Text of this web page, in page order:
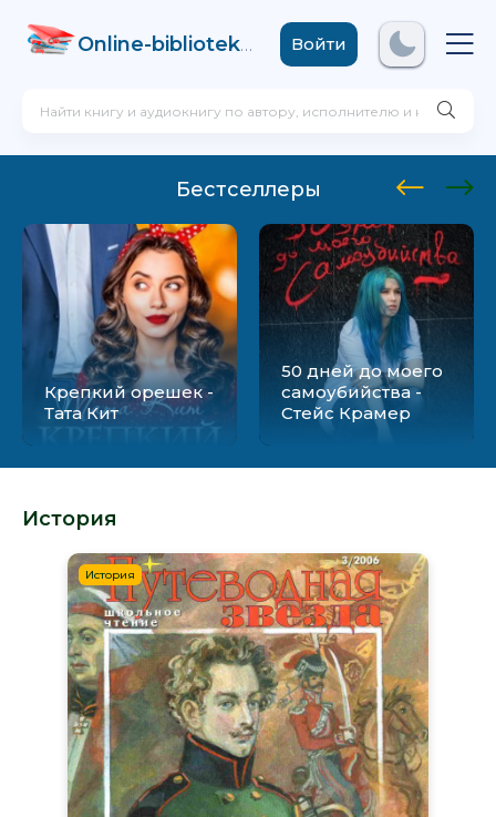
Online-biblioteka .comВойти
Бестселлеры
Крепкий орешек -
Тата Кит
50 дней до моего
самоубийства -
Стейс Крамер
История
История